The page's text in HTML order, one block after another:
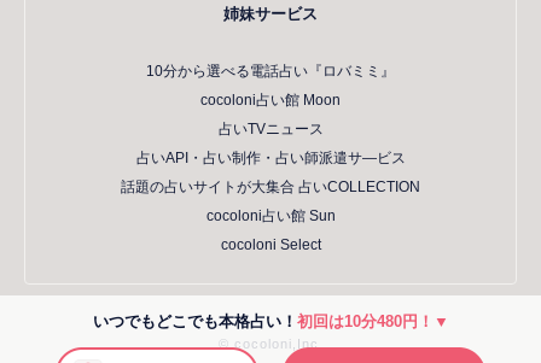
いつでもどこでも本格占い！ 初回は10分480円！▼
姉妹サービス
10分から選べる電話占い『ロバミミ』
cocoloni占い館 Moon
占いTVニュース
占いAPI・占い制作・占い師派遣サ―ビス
話題の占いサイトが大集合 占いCOLLECTION
cocoloni占い館 Sun
cocoloni Select
© cocoloni,Inc.